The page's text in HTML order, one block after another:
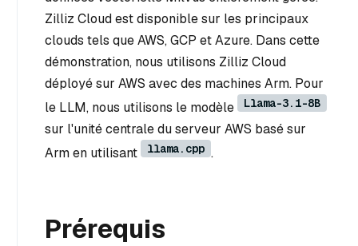
Zilliz Cloud est disponible sur les principaux
clouds tels que AWS, GCP et Azure. Dans cette
démonstration, nous utilisons Zilliz Cloud
déployé sur AWS avec des machines Arm. Pour
le LLM, nous utilisons le modèle
Llama-3.1-8B
sur l'unité centrale du serveur AWS basé sur
Arm en utilisant
llama.cpp .
Prérequis